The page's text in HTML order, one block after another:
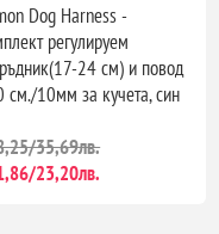
Dog Harness -
регулируем
24 см) и повод
см./10мм за кучета, син
35,69лв.
23,20лв.